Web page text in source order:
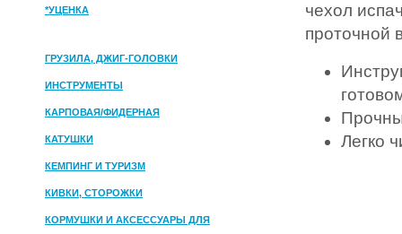
*УЦЕНКА
ГРУЗИЛА, ДЖИГ-ГОЛОВКИ
ИНСТРУМЕНТЫ
КАРПОВАЯ/ФИДЕРНАЯ
КАТУШКИ
КЕМПИНГ И ТУРИЗМ
КИВКИ, СТОРОЖКИ
КОРМУШКИ И АКСЕССУАРЫ ДЛЯ
чехол
проточной
Легко